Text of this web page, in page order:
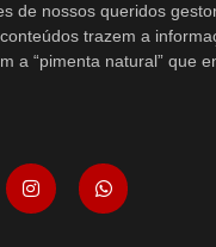
de nossos queridos
trazem a
a “pimenta natural” que